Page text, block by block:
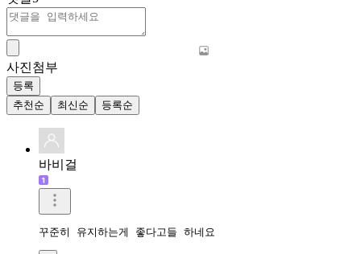
사진첨부
등록
추천순
최신순 등록순
바비걸
꾸준히 유지하는게 좋다고들 하네요